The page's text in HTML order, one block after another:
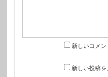
新しいコメ
新しい投稿